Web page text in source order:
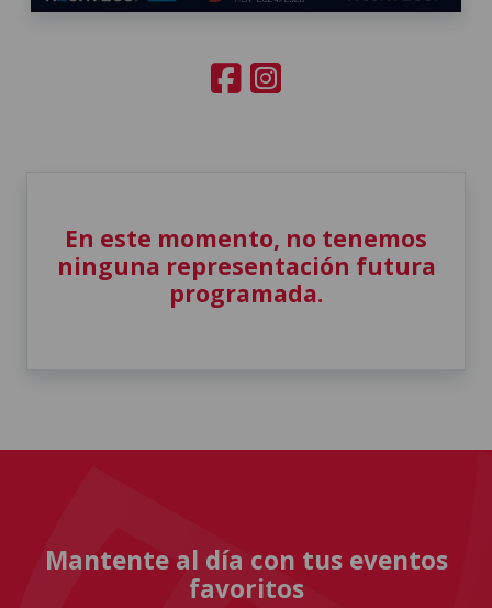
En este momento, no tenemos
ninguna representación futura
programada.
Mantente al día con tus eventos
favoritos